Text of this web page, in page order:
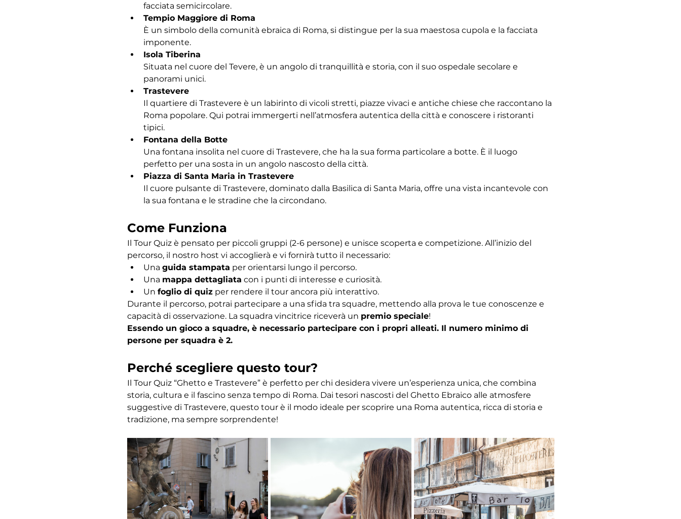
facciata semicircolare.
Tempio Maggiore di Roma
È un simbolo della comunità ebraica di Roma, si distingue per la sua maestosa cupola e la facciata
imponente.
Isola Tiberina
Situata nel cuore del Tevere, è un angolo di tranquillità e storia, con il suo ospedale secolare e
panorami unici.
Trastevere
Il quartiere di Trastevere è un labirinto di vicoli stretti, piazze vivaci e antiche chiese che raccontano la
Roma popolare. Qui potrai immergerti nell’atmosfera autentica della città e conoscere i ristoranti
tipici.
Fontana della Botte
Una fontana insolita nel cuore di Trastevere, che ha la sua forma particolare a botte. È il luogo
perfetto per una sosta in un angolo nascosto della città.
Piazza di Santa Maria in Trastevere
Il cuore pulsante di Trastevere, dominato dalla Basilica di Santa Maria, offre una vista incantevole con
la sua fontana e le stradine che la circondano.
Come Funziona
Il Tour Quiz è pensato per piccoli gruppi (2-6 persone) e unisce scoperta e competizione. All’inizio del
percorso, il nostro host vi accoglierà e vi fornirà tutto il necessario:
Una guida stampata per orientarsi lungo il percorso.
Una mappa dettagliata con i punti di interesse e curiosità.
Un foglio di quiz per rendere il tour ancora più interattivo.
Durante il percorso, potrai partecipare a una sfida tra squadre, mettendo alla prova le tue conoscenze e
capacità di osservazione. La squadra vincitrice riceverà un premio speciale!
Essendo un gioco a squadre, è necessario partecipare con i propri alleati. Il numero minimo di
persone per squadra è 2.
Perché scegliere questo tour?
Il Tour Quiz “Ghetto e Trastevere” è perfetto per chi desidera vivere un’esperienza unica, che combina
storia, cultura e il fascino senza tempo di Roma. Dai tesori nascosti del Ghetto Ebraico alle atmosfere
suggestive di Trastevere, questo tour è il modo ideale per scoprire una Roma autentica, ricca di storia e
tradizione, ma sempre sorprendente!